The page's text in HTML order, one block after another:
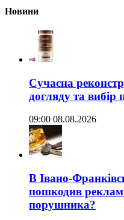
Новини
Сучасна
догляду та вибір
09:00 08.08.2026
В Івано-
пошкодив
порушника?